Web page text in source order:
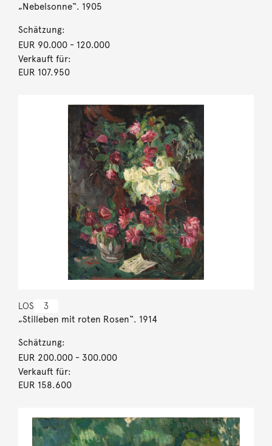
„Nebelsonne“. 1905
Schätzung:
EUR 90.000- 120.000
Verkauft für:
EUR 107.950
LOS 3
„Stilleben mit roten Rosen“. 1914
Schätzung:
EUR 200.000- 300.000
Verkauft für:
EUR 158.600